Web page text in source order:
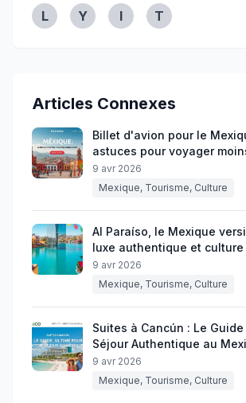
Linkedin
L Youtube
Y Instagram
I Twitter
T
Articles Connexes
Billet d'avion pour le
astuces pour voyager
9 avr 2026
Mexique, Tourisme, Culture
Al Paraíso, le Mexique
luxe authentique et
9 avr 2026
Mexique, Tourisme, Culture
Suites à Cancún : Le
Séjour Authentique au
9 avr 2026
Mexique, Tourisme, Culture